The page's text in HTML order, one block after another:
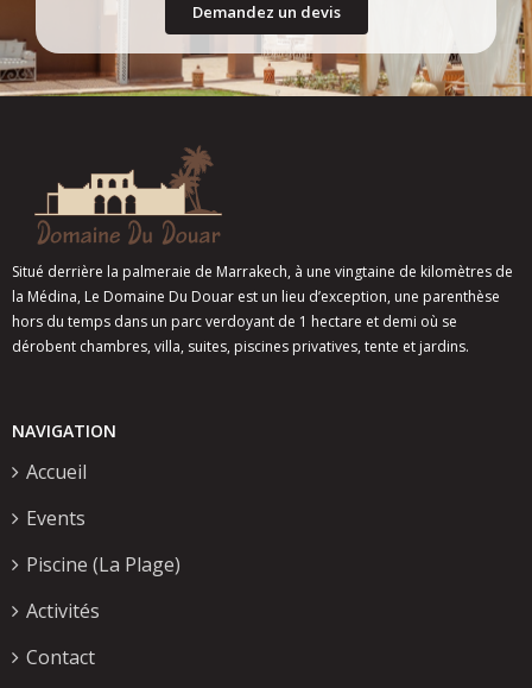
Demandez un devis
Situé derrière la palmeraie de Marrakech, à une vingtaine de kilomètres de
la Médina, Le Domaine Du Douar est un lieu d’exception, une parenthèse
hors du temps dans un parc verdoyant de 1 hectare et demi où se
dérobent chambres, villa, suites, piscines privatives, tente et jardins.
NAVIGATION
Accueil
Events
Piscine (La Plage)
Activités
Contact